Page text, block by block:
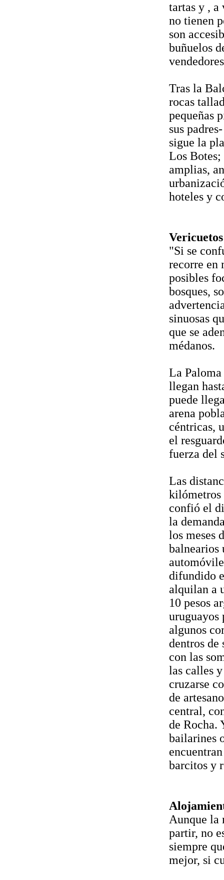
tartas y , a
no tienen
son
buñuelos
Tras la
rocas
pequeñas
sus
sigue la
Los Botes;
amplias,
hoteles y
Vericuetos
"Si se
recorre en
posibles
bosques,
sinuosas
que se
médanos.
La Paloma
llegan
puede
arena
céntricas,
el
fuerza del
Las
kilómetros
confió el
la
los meses
balnearios
difundido
alquilan a
10 pesos
uruguayos
algunos
dentros de
con las
las calles
cruzarse
de
central,
de Rocha.
bailarines
barcitos y
Aunque la
partir, no
siempre
mejor, si